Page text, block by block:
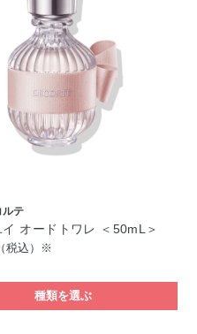
ルテ
オードトワレ ＜50mL＞
（税込）※
種類を選ぶ